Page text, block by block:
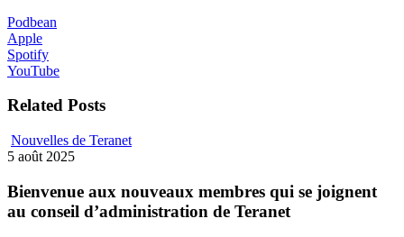
Podbean
Apple
Spotify
YouTube
Related Posts
Nouvelles de Teranet
5 août 2025
Bienvenue aux nouveaux membres qui se joignent
au conseil d’administration de Teranet